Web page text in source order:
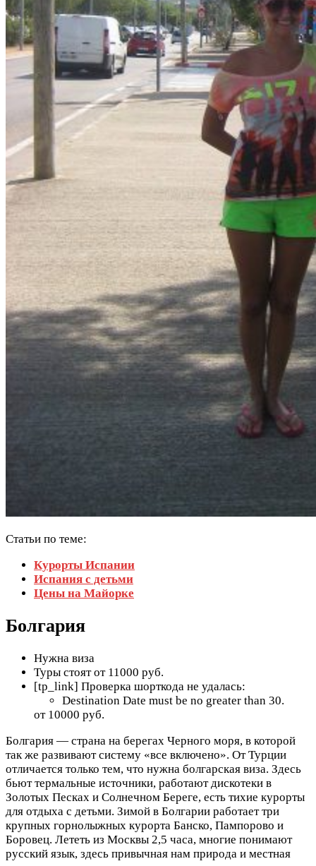
Статьи по теме:
Курорты Испании
Испания с детьми
Цены на Майорке
Болгария
Нужна виза
Туры стоят от 11000 руб.
[tp_link] Проверка шорткода не удалась:
Destination Date must be no greater than 30.
от 10000 руб.
Болгария — страна на берегах Черного моря, в которой
так же развивают систему «все включено». От Турции
отличается только тем, что нужна болгарская виза. Здесь
бьют термальные источники, работают дискотеки в
Золотых Песках и Солнечном Береге, есть тихие курорты
для отдыха с детьми. Зимой в Болгарии работает три
крупных горнолыжных курорта Банско, Пампорово и
Боровец. Лететь из Москвы 2,5 часа, многие понимают
русский язык, здесь привычная нам природа и местная